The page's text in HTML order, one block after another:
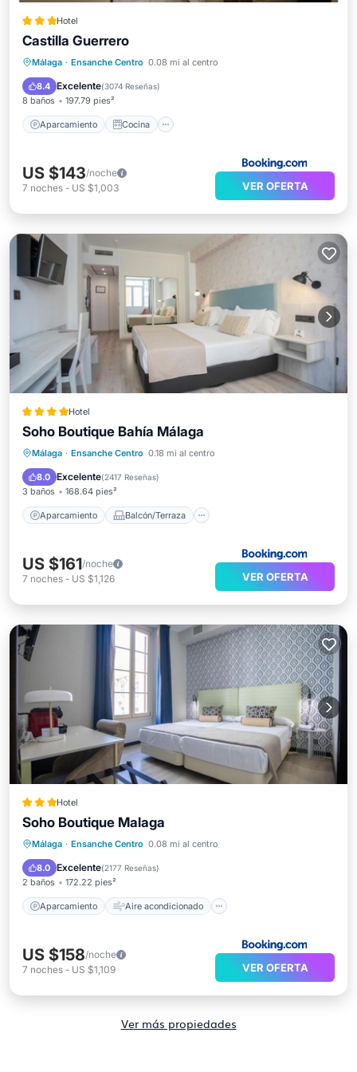
Hotel
Castilla Guerrero
Málaga · Ensanche Centro 0.08 mi al centro
8.4 Excelente(3074 Reseñas)
8 baños 197.79 pies²
Aparcamiento Cocina
Aparcamiento
Cocina
Aire acondicionado
US $143/noche
7 noches - US $1,003 VER OFERTA
Hotel
Soho Boutique Bahía Málaga
Málaga · Ensanche Centro 0.18 mi al centro
8.0 Excelente(2417 Reseñas)
3 baños 168.64 pies²
Aparcamiento Balcón/Terraza
Aparcamiento
Balcón/Terraza
Aire acondicionado
US $161/noche
7 noches - US $1,126 VER OFERTA
Hotel
Soho Boutique Malaga
Málaga · Ensanche Centro 0.08 mi al centro
8.0 Excelente(2177 Reseñas)
2 baños 172.22 pies²
Aparcamiento Aire acondicionado
Aparcamiento
Aire acondicionado
Internet
Se admiten mascotas
US $158/noche
7 noches - US $1,109 VER OFERTA
Ver más propiedades